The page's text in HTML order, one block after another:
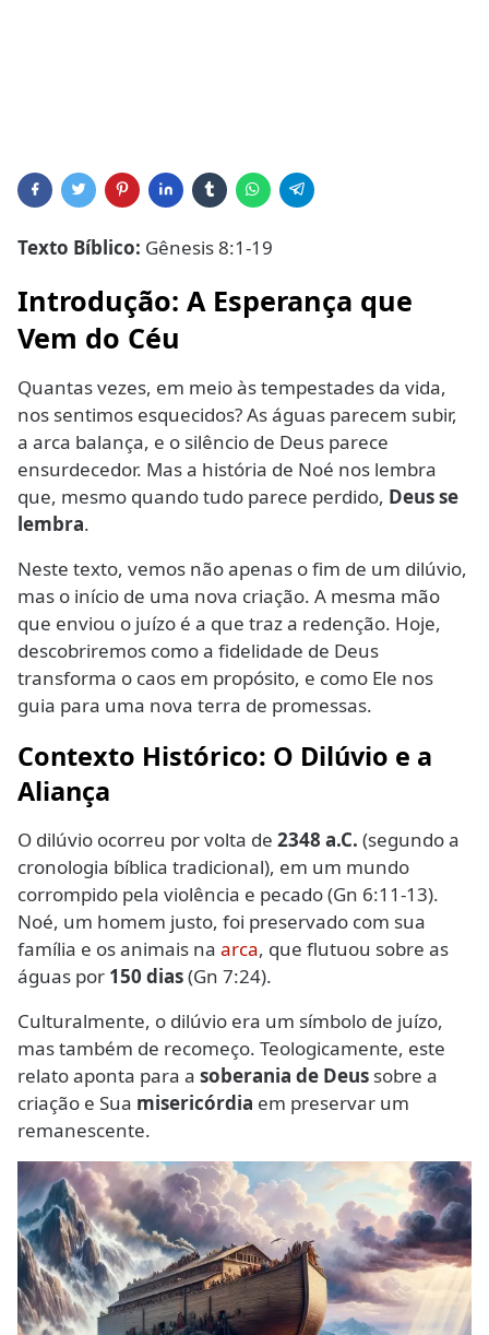
Texto Bíblico: Gênesis 8:1-19
Introdução: A Esperança que
Vem do Céu
Quantas vezes, em meio às tempestades da vida,
nos sentimos esquecidos? As águas parecem subir,
a arca balança, e o silêncio de Deus parece
ensurdecedor. Mas a história de Noé nos lembra
que, mesmo quando tudo parece perdido, Deus se
lembra.
Neste texto, vemos não apenas o fim de um dilúvio,
mas o início de uma nova criação. A mesma mão
que enviou o juízo é a que traz a redenção. Hoje,
descobriremos como a fidelidade de Deus
transforma o caos em propósito, e como Ele nos
guia para uma nova terra de promessas.
Contexto Histórico: O Dilúvio e a
Aliança
O dilúvio ocorreu por volta de 2348 a.C. (segundo a
cronologia bíblica tradicional), em um mundo
corrompido pela violência e pecado (Gn 6:11-13).
Noé, um homem justo, foi preservado com sua
família e os animais na arca, que flutuou sobre as
águas por 150 dias(Gn 7:24).
Culturalmente, o dilúvio era um símbolo de juízo,
mas também de recomeço. Teologicamente, este
relato aponta para a soberania de Deus sobre a
criação e Sua misericórdia em preservar um
remanescente.